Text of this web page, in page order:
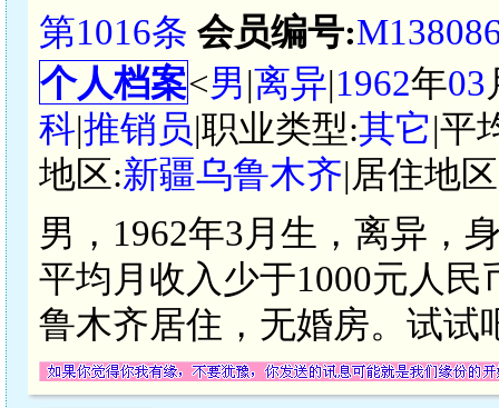
第1016条 会员编号:
个人档案<男|离异|1962年03
科|推销员|职业类型:其它|平
地区:新疆乌鲁木齐|居住地
男，1962年3月生，离异，
平均月收入少于1000元人
鲁木齐居住，无婚房。试试